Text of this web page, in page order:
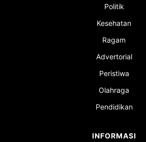
Politik
Kesehatan
Ragam
Advertorial
Peristiwa
Olahraga
Pendidikan
INFORMASI